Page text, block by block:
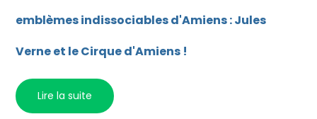
emblèmes indissociables d'Amiens : Jules
Verne et le Cirque d'Amiens !
Lire la suite